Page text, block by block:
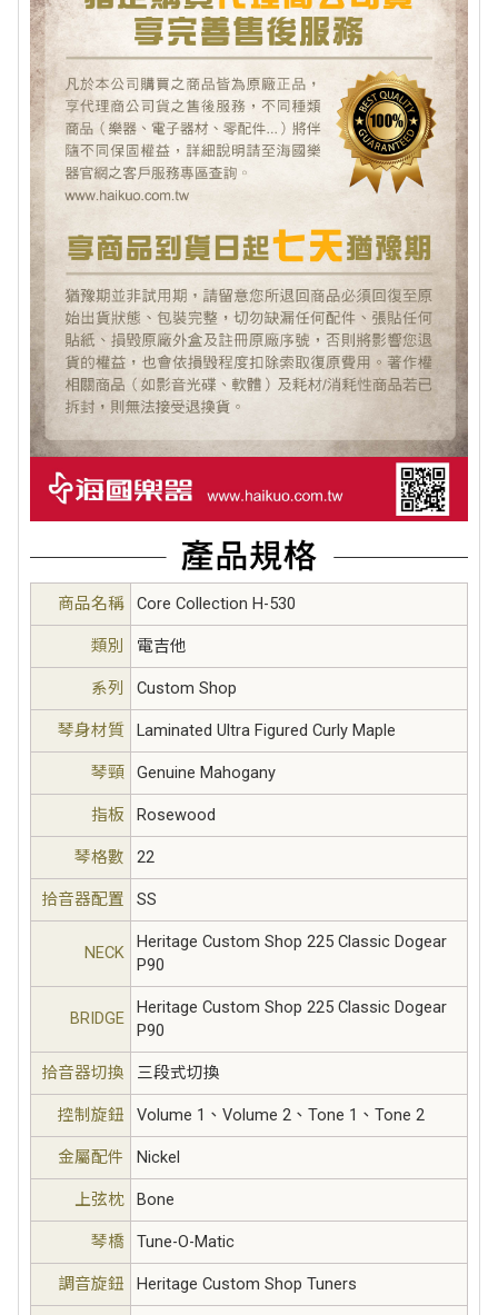
商品名稱 Core Collection H-530
類別 電吉他
系列 Custom Shop
琴身材質 Laminated Ultra Figured Curly Maple
琴頸 Genuine Mahogany
指板 Rosewood
琴格數 22
拾音器配置 SS
NECK
Heritage Custom Shop 225 Classic Dogear
P90
BRIDGE
Heritage Custom Shop 225 Classic Dogear
P90
拾音器切換 三段式切換
控制旋鈕 Volume 1、Volume 2、Tone 1、Tone 2
金屬配件 Nickel
上弦枕 Bone
琴橋 Tune-O-Matic
調音旋鈕 Heritage Custom Shop Tuners